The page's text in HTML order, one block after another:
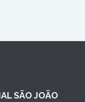
SÃO JOÃO